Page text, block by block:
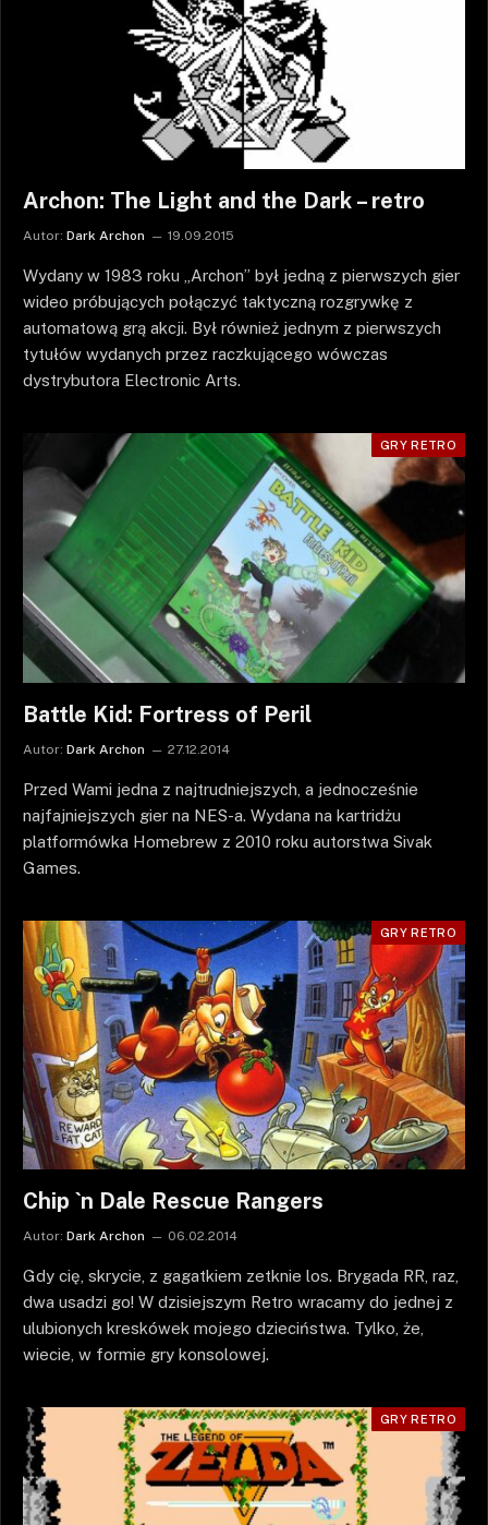
Archon: The Light and the Dark – retro
Autor: Dark Archon 19.09.2015
Wydany w 1983 roku „Archon” był jedną z pierwszych gier
wideo próbujących połączyć taktyczną rozgrywkę z
automatową grą akcji. Był również jednym z pierwszych
tytułów wydanych przez raczkującego wówczas
dystrybutora Electronic Arts.
GRY RETRO
Battle Kid: Fortress of Peril
Autor: Dark Archon 27.12.2014
Przed Wami jedna z najtrudniejszych, a jednocześnie
najfajniejszych gier na NES-a. Wydana na kartridżu
platformówka Homebrew z 2010 roku autorstwa Sivak
Games.
GRY RETRO
Chip `n Dale Rescue Rangers
Autor: Dark Archon 06.02.2014
Gdy cię, skrycie, z gagatkiem zetknie los. Brygada RR, raz,
dwa usadzi go! W dzisiejszym Retro wracamy do jednej z
ulubionych kreskówek mojego dzieciństwa. Tylko, że,
wiecie, w formie gry konsolowej.
GRY RETRO